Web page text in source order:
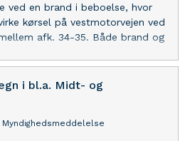
ved en brand i beboelse, hvor
kørsel på vestmotorvejen ved
afk. 34-35. Både brand og
i bl.a. Midt- og
Myndighedsmeddelelse